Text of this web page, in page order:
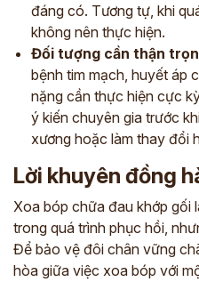
đáng có. Tương tự, khi
không nên thực hiện.
Đối tượng cần thận
bệnh tim mạch, huyết áp
nặng cần thực hiện cực
ý kiến chuyên gia trước
xương hoặc làm thay đổi
Lời khuyên đồng
Xoa bóp chữa đau khớp gối
trong quá trình phục hồi,
Để bảo vệ đôi chân vững
hòa giữa việc xoa bóp với